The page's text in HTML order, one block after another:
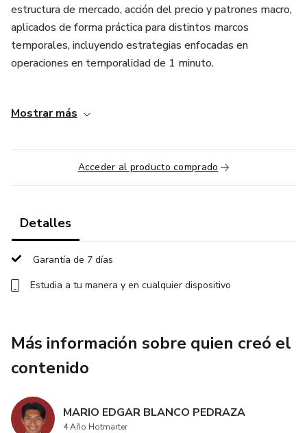
estructura de mercado, acción del precio y patrones macro,
aplicados de forma práctica para distintos marcos
temporales, incluyendo estrategias enfocadas en
operaciones en temporalidad de 1 minuto.
cuentas en Deriv, el manejo de Deriv Trader, así como el
móviles como en computadoras.
Este curso está orientado a quienes buscan adquirir
entender cómo funciona el mercado antes de realizar
operaciones, con un enfoque educativo y progresivo.
Mostrar más
Acceder al producto comprado
Detalles
Garantía de 7 días
Estudia a tu manera y en cualquier dispositivo
Más información sobre quien creó el
contenido
MARIO EDGAR BLANCO PEDRAZA
4 Año Hotmarter